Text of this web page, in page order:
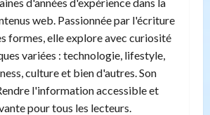
web. Passionnée par l'écriture
formes, elle explore avec curiosité
variées : technologie, lifestyle,
culture et bien d'autres. Son
l'information accessible et
pour tous les lecteurs.